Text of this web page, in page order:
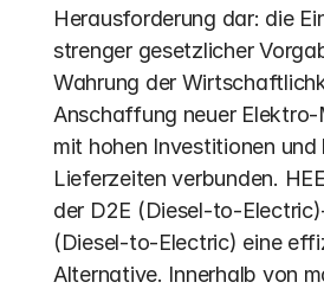
Herausforderung dar: die
strenger gesetzlicher
Wahrung der
Anschaffung neuer Elektro-
mit hohen Investitionen und
Lieferzeiten verbunden.
der D2E (Diesel-to-
(Diesel-to-Electric) eine
Alternative. Innerhalb von